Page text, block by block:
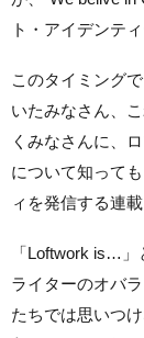
ト・アイデンティ
このタイミング
いたみなさん、
くみなさんに、
について知って
ィを発信する連
「Loftwork is…
ライターのオバ
たちでは思いつ